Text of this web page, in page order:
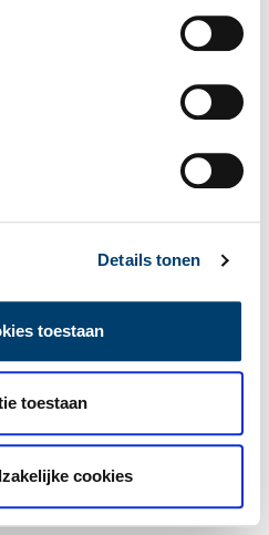
Details tonen
toestaan
toestaan
cookies